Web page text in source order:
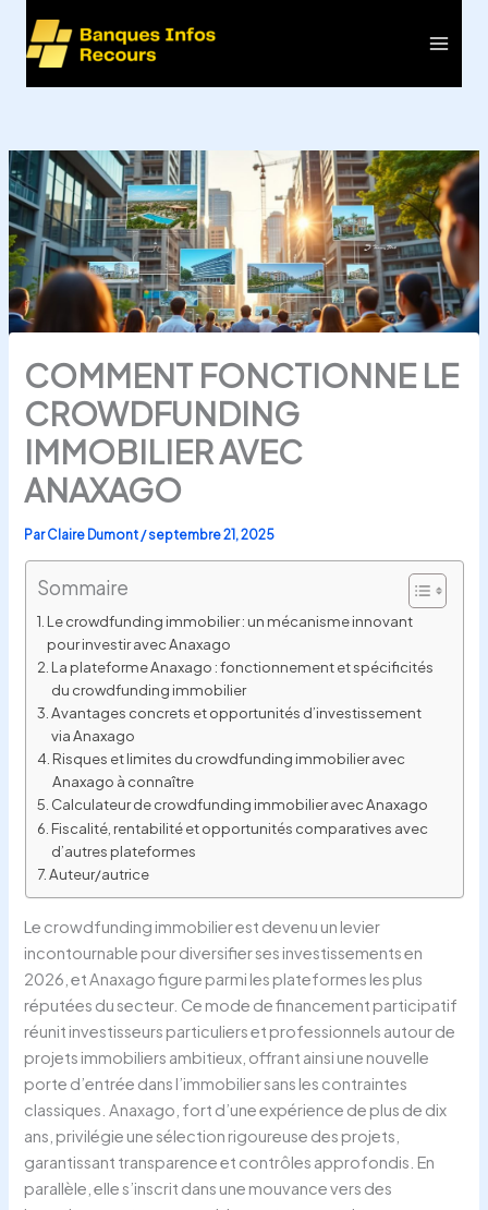
contenu
COMMENT FONCTIONNE LE
CROWDFUNDING
IMMOBILIER AVEC
ANAXAGO
ParClaire Dumont/septembre 21, 2025
Sommaire
Le crowdfunding immobilier : un mécanisme innovant
pour investir avec Anaxago
La plateforme Anaxago : fonctionnement et spécificités
du crowdfunding immobilier
Avantages concrets et opportunités d’investissement
via Anaxago
Risques et limites du crowdfunding immobilier avec
Anaxago à connaître
Calculateur de crowdfunding immobilier avec Anaxago
Fiscalité, rentabilité et opportunités comparatives avec
d’autres plateformes
Auteur/autrice
Le crowdfunding immobilier est devenu un levier
incontournable pour diversifier ses investissements en
2026, et Anaxago figure parmi les plateformes les plus
réputées du secteur. Ce mode de financement participatif
réunit investisseurs particuliers et professionnels autour de
projets immobiliers ambitieux, offrant ainsi une nouvelle
porte d’entrée dans l’immobilier sans les contraintes
classiques. Anaxago, fort d’une expérience de plus de dix
ans, privilégie une sélection rigoureuse des projets,
garantissant transparence et contrôles approfondis. En
parallèle, elle s’inscrit dans une mouvance vers des